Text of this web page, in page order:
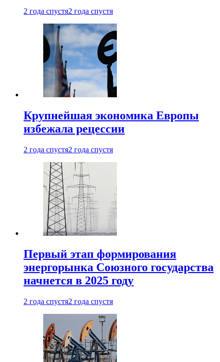
2 года спустя2 года спустя
Крупнейшая экономика Европы
избежала рецессии
2 года спустя2 года спустя
Первый этап формирования
энергорынка Союзного государства
начнется в 2025 году
2 года спустя2 года спустя